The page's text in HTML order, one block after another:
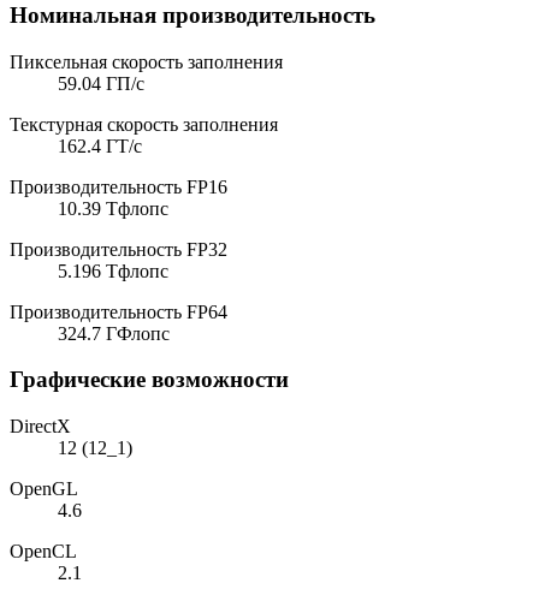
Номинальная производительность
Пиксельная скорость заполнения
59.04 ГП/с
Текстурная скорость заполнения
162.4 ГТ/с
Производительность FP16
10.39 Тфлопс
Производительность FP32
5.196 Тфлопс
Производительность FP64
324.7 ГФлопс
Графические возможности
DirectX
12 (12_1)
OpenGL
4.6
OpenCL
2.1